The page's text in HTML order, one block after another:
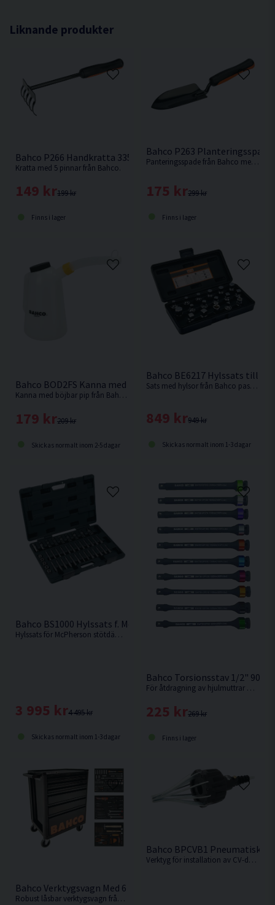
Liknande produkter
Bahco P266 Handkratta 335mm
Kratta med 5 pinnar från Bahco.
199 kr
149 kr
Finns i lager
Bahco P263 Planteringsspade
Panteringsspade från Bahco med tvåkomponentshandtag.
299 kr
175 kr
Finns i lager
Bahco BOD2FS Kanna med böjbar pip 2L
Kanna med böjbar pip från Bahco. Underbar att använda vid påfyllning av bland annat Olja.
209 kr
179 kr
Skickas normalt inom 2-5 dagar
Bahco BE6217 Hylssats till
Sats med hylsor från Bahco passande oljepluggar hos de flesta biltillverkare.
949 kr
849 kr
Skickas normalt inom 1-3 dagar
Bahco BS1000 Hylssats f. McPherson Stötdämpare 39 delar
Hylssats för McPherson stötdämpare från Bahco.
4 495 kr
3 995 kr
Skickas normalt inom 1-3 dagar
Bahco Torsionsstav 1/2" 90-
För åtdragning av hjulmuttrar med en mutterdragare utan att överskrida rekommenderat vridmoment. Välj styrka i rullmenyn.
269 kr
225 kr
Finns i lager
Bahco Verktygsvagn Med 6 Lådor & 216 Verktyg
Robust låsbar verktygsvagn från Bahco med 216 verktyg.
Bahco BPCVB1 Pneumatiskt
Verktyg för installation av CV-damask på kardanaxel